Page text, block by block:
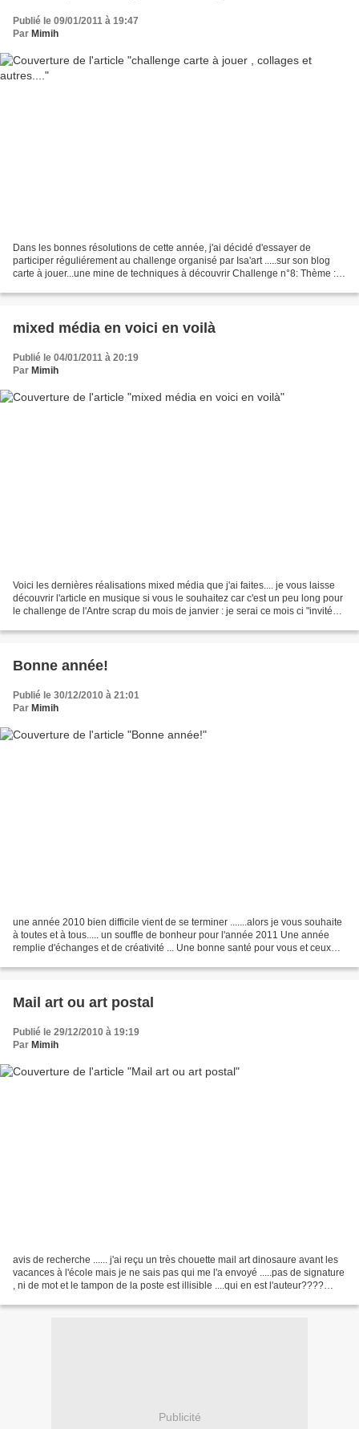
Publié le 09/01/2011 à 19:47
Par Mimih
Dans les bonnes résolutions de cette année, j'ai décidé d'essayer de
participer réguliérement au challenge organisé par Isa'art .....sur son blog
carte à jouer...une mine de techniques à découvrir Challenge n°8: Thème :
mixed média en voici en voilà
Publié le 04/01/2011 à 20:19
Par Mimih
Voici les dernières réalisations mixed média que j'ai faites.... je vous laisse
découvrir l'article en musique si vous le souhaitez car c'est un peu long pour
le challenge de l'Antre scrap du mois de janvier : je serai ce mois ci "invité
Bonne année!
Publié le 30/12/2010 à 21:01
Par Mimih
une année 2010 bien difficile vient de se terminer .......alors je vous souhaite
à toutes et à tous..... un souffle de bonheur pour l'année 2011 Une année
remplie d'échanges et de créativité ... Une bonne santé pour vous et ceux
Mail art ou art postal
Publié le 29/12/2010 à 19:19
Par Mimih
avis de recherche ...... j'ai reçu un très chouette mail art dinosaure avant les
vacances à l'école mais je ne sais pas qui me l'a envoyé .....pas de signature
, ni de mot et le tampon de la poste est illisible ....qui en est l'auteur????
Publicité